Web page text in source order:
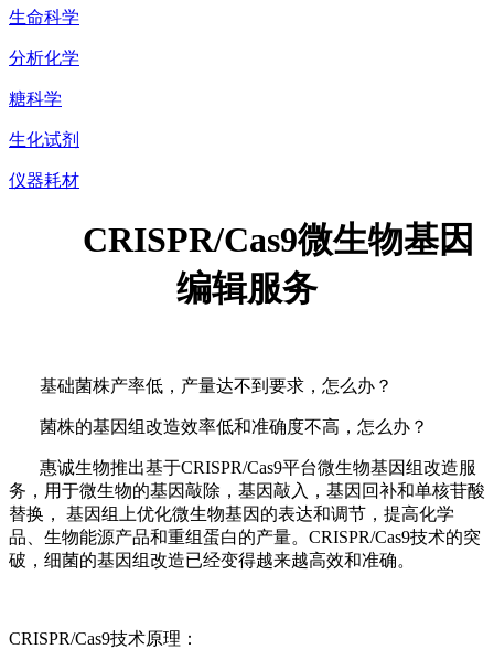
生命科学
分析化学
糖科学
生化试剂
仪器耗材
CRISPR/Cas9微生物基因
编辑服务
基础菌株产率低，产量达不到要求，怎么办？
菌株的基因组改造效率低和准确度不高，怎么办？
惠诚生物推出基于CRISPR/Cas9平台微生物基因组改造服
务，用于微生物的基因敲除，基因敲入，基因回补和单核苷酸
替换， 基因组上优化微生物基因的表达和调节，提高化学
品、生物能源产品和重组蛋白的产量。CRISPR/Cas9技术的突
破，细菌的基因组改造已经变得越来越高效和准确。
CRISPR/Cas9技术原理：